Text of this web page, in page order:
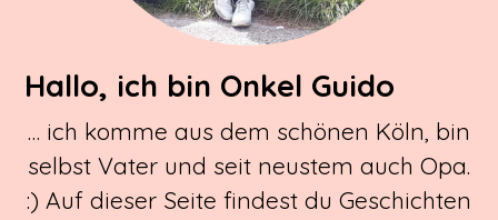
Hallo, ich bin Onkel Guido
… ich komme aus dem schönen Köln, bin
selbst Vater und seit neustem auch Opa.
:) Auf dieser Seite findest du Geschichten